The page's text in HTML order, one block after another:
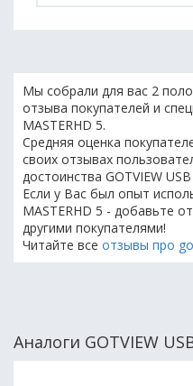
Мы собрали для вас 2
отзыва покупателей и
MASTERHD 5.
Средняя оценка
своих отзывах
достоинства GOTVIEW
Если у Вас был опыт
MASTERHD 5 - добавьте
другими покупателями!
Читайте все отзывы про
Аналоги GOTVIEW